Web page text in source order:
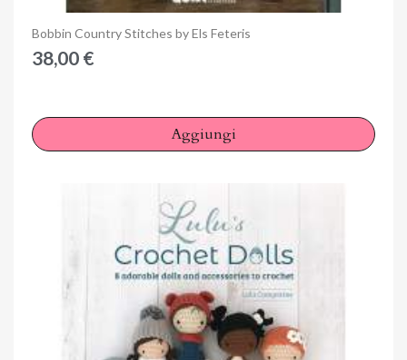
Anteprima
Bobbin Country Stitches by Els Feteris
38,00 €
Aggiungi